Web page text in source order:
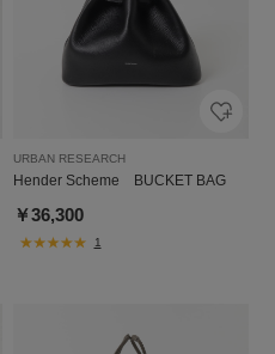
URBAN RESEARCH
Hender Scheme BUCKET BAG
￥36,300
1